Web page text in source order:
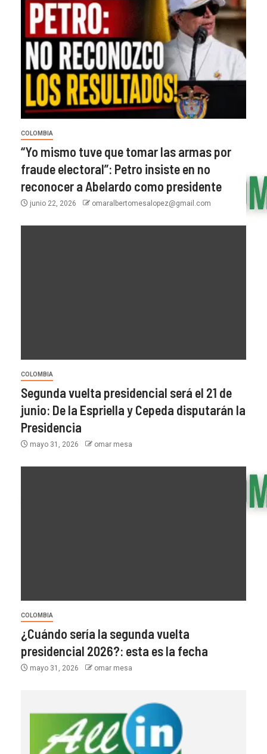
COLOMBIA
“Yo mismo tuve que tomar las armas por
fraude electoral”: Petro insiste en no
reconocer a Abelardo como presidente
junio 22, 2026 omaralbertomesalopez@gmail.com
COLOMBIA
Segunda vuelta presidencial será el 21 de
junio: De la Espriella y Cepeda disputarán la
Presidencia
mayo 31, 2026 omar mesa
COLOMBIA
¿Cuándo sería la segunda vuelta
presidencial 2026?: esta es la fecha
mayo 31, 2026 omar mesa